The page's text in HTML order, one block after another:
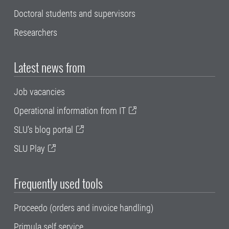
Doctoral students and supervisors
Researchers
Latest news from
Job vacancies
Operational information from IT
SLU's blog portal
SLU Play
Frequently used tools
Proceedo (orders and invoice handling)
Primula self service